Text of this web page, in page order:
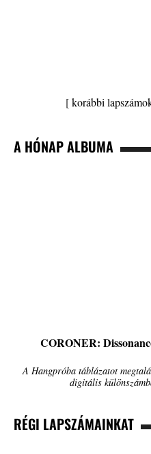
[korábbi
A HÓNAP ALBUMA
CORONER:
A Hangpróba táblázatot
digitális
RÉGI LAPSZÁMAINKAT